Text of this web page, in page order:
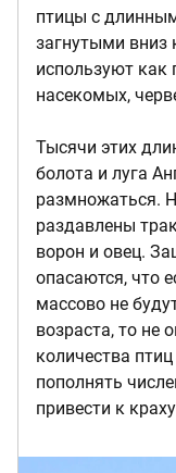
птицы с
загнутыми вниз
используют как
насекомых,
Тысячи этих
болота и луга
размножаться.
раздавлены
ворон и овец.
опасаются, что
массово не
возраста, то не
количества
пополнять
привести к